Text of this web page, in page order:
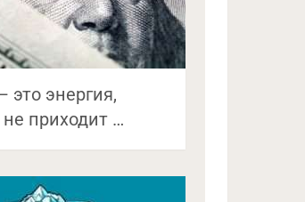
это энергия,
не приходит …